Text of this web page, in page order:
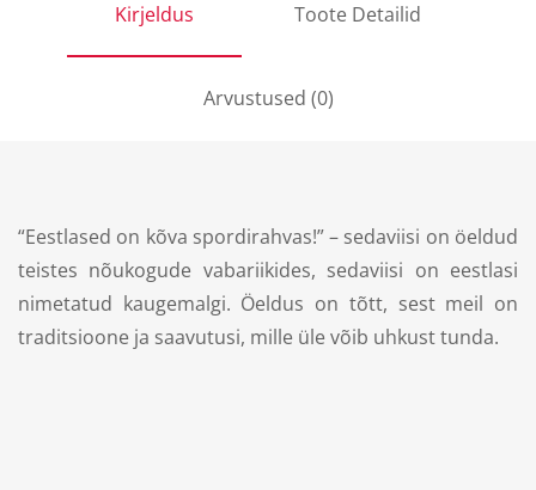
Kirjeldus Toote Detailid
Arvustused (0)
“Eestlased on kõva spordirahvas!” – sedaviisi on öeldud
teistes nõukogude vabariikides, sedaviisi on eestlasi
nimetatud kaugemalgi. Öeldus on tõtt, sest meil on
traditsioone ja saavutusi, mille üle võib uhkust tunda.